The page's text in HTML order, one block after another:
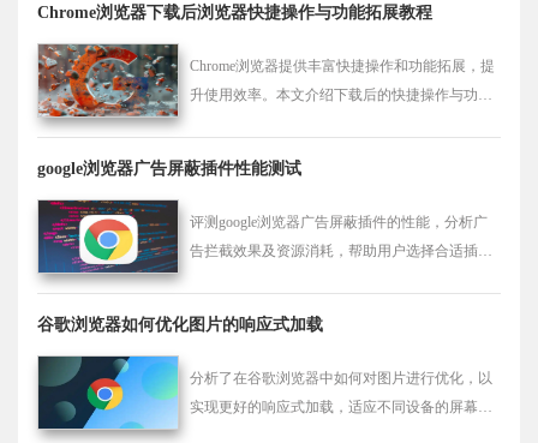
Chrome浏览器下载后浏览器快捷操作与功能拓展教程
Chrome浏览器提供丰富快捷操作和功能拓展，提
升使用效率。本文介绍下载后的快捷操作与功能
google浏览器广告屏蔽插件性能测试
评测google浏览器广告屏蔽插件的性能，分析广
告拦截效果及资源消耗，帮助用户选择合适插
谷歌浏览器如何优化图片的响应式加载
分析了在谷歌浏览器中如何对图片进行优化，以
实现更好的响应式加载，适应不同设备的屏幕显